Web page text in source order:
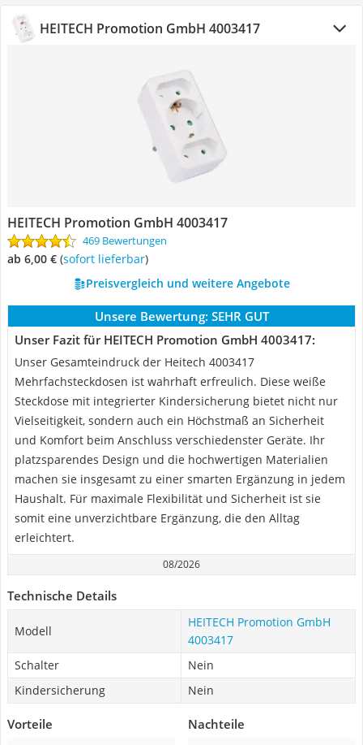
HEITECH Promotion GmbH 4003417
HEITECH Promotion GmbH 4003417
469 Bewertungen
ab 6,00 € ( Sofort lieferbar)
Preisvergleich und weitere Angebote
Unsere Bewertung: SEHR GUT
Unser Fazit für HEITECH Promotion GmbH 4003417:
Unser Gesamteindruck der Heitech 4003417
Mehrfachsteckdosen ist wahrhaft erfreulich. Diese weiße
Steckdose mit integrierter Kindersicherung bietet nicht nur
Vielseitigkeit, sondern auch ein Höchstmaß an Sicherheit
und Komfort beim Anschluss verschiedenster Geräte. Ihr
platzsparendes Design und die hochwertigen Materialien
machen sie insgesamt zu einer smarten Ergänzung in jedem
Haushalt. Für maximale Flexibilität und Sicherheit ist sie
somit eine unverzichtbare Ergänzung, die den Alltag
erleichtert.
08/2026
Technische Details
Modell
HEITECH Promotion GmbH
4003417
Schalter
Nein
Kindersicherung
Nein
Vorteile Nachteile